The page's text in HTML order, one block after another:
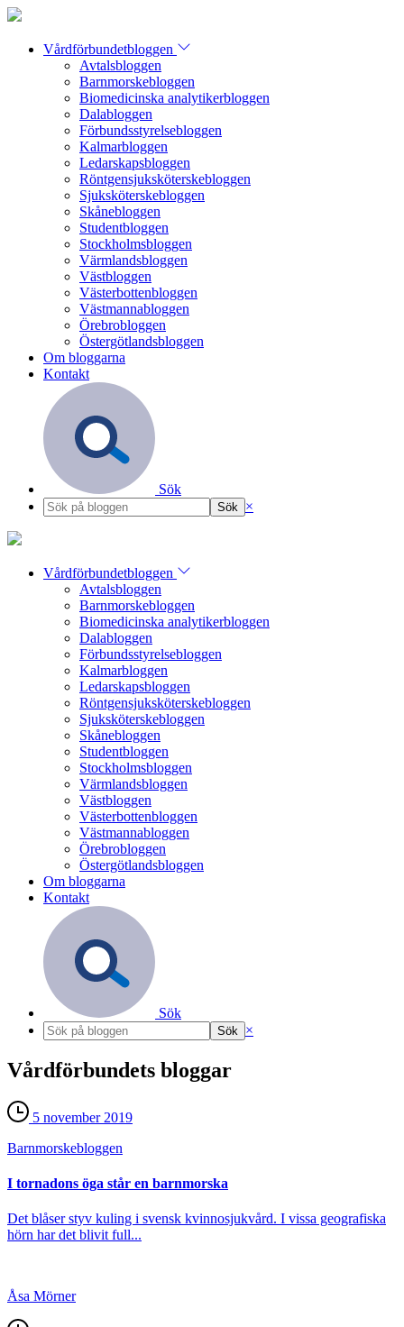
Vårdförbundetbloggen
Avtalsbloggen
Barnmorskebloggen
Biomedicinska analytikerbloggen
Dalabloggen
Förbundsstyrelsebloggen
Kalmarbloggen
Ledarskapsbloggen
Röntgensjuksköterskebloggen
Sjuksköterskebloggen
Skånebloggen
Studentbloggen
Stockholmsbloggen
Värmlandsbloggen
Västbloggen
Västerbottenbloggen
Västmannabloggen
Örebrobloggen
Östergötlandsbloggen
Om bloggarna
Kontakt
Sök
×
Vårdförbundetbloggen
Avtalsbloggen
Barnmorskebloggen
Biomedicinska analytikerbloggen
Dalabloggen
Förbundsstyrelsebloggen
Kalmarbloggen
Ledarskapsbloggen
Röntgensjuksköterskebloggen
Sjuksköterskebloggen
Skånebloggen
Studentbloggen
Stockholmsbloggen
Värmlandsbloggen
Västbloggen
Västerbottenbloggen
Västmannabloggen
Örebrobloggen
Östergötlandsbloggen
Om bloggarna
Kontakt
Sök
×
Vårdförbundets bloggar
5 november 2019
Barnmorske­bloggen
I tornadons öga står en barnmorska
Det blåser styv kuling i svensk kvinnosjukvård. I vissa geografiska
hörn har det blivit full...
Åsa Mörner